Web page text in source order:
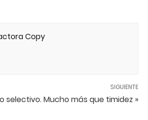
Copy
SIGUIENTE
selectivo. Mucho más que timidez »